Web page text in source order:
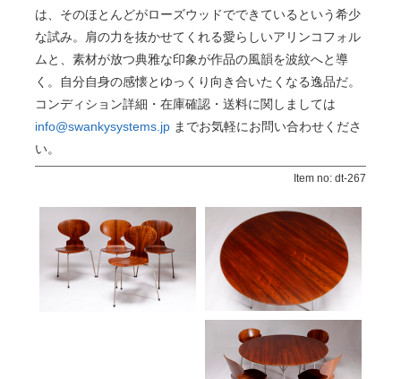
は、そのほとんどがローズウッドでできているという希少
な試み。肩の力を抜かせてくれる愛らしいアリンコフォル
ムと、素材が放つ典雅な印象が作品の風韻を波紋へと導
く。自分自身の感懐とゆっくり向き合いたくなる逸品だ。
コンディション詳細・在庫確認・送料に関しましては
info@swankysystems.jp までお気軽にお問い合わせくださ
い。
Item no: dt-267